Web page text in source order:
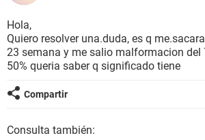
BIENESTAR
SEXUALIDAD
GLOSARIO
Hola,
Quiero resolver una.duda, es q
23 semana y me salio malformacion del
50% queria saber q significado tiene
Compartir
Consulta también: